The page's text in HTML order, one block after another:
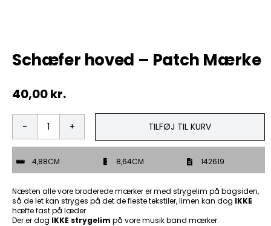
ØL & Spiritus
Andre Mærker
Tøj & Andre Varer
Schæfer hoved – Patch Mærke
40,00kr.
Schæfer
hoved
Patch
Mærke
antal
TILFØJ TIL KURV
4,88CM 8,64CM 142619
Næsten alle vore broderede mærker er med strygelim på bagsiden,
så de let kan stryges på det de fleste tekstiler, limen kan dog IKKE
hæfte fast på læder.
Der er dog IKKE strygelim på vore musik band mærker.